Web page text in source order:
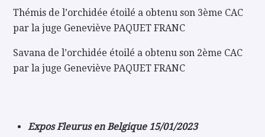
Thémis de l’orchidée étoilé a obtenu son 3ème CAC
par la juge Geneviève PAQUET FRANC
Savana de l’orchidée étoilé a obtenu son 2ème CAC
par la juge Geneviève PAQUET FRANC
Expos Fleurus en Belgique 15/01/2023